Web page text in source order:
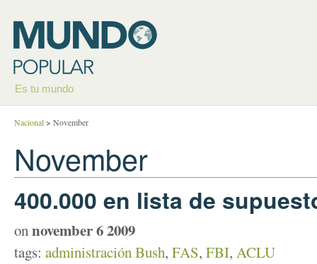
Es tu mundo
Nacional> November
November
400.000 en lista de
onnovember 6 2009
tags: administración Bush, FAS, FBI, ACLU